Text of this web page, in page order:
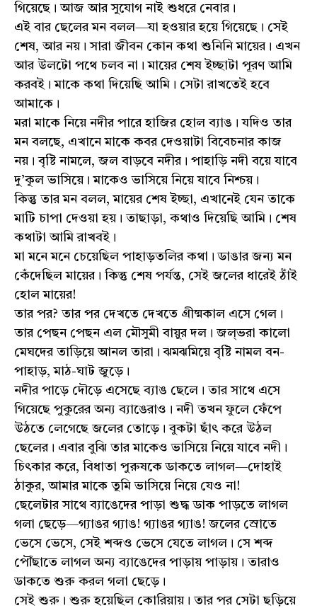
গিয়েছে। আজ আর সুযোগ নাই শুধরে নেবার।
এই বার ছেলের মন বলল—যা হওয়ার হয়ে গিয়েছে। সেই
শেষ, আর নয়। সারা জীবন কোন কথা শুনিনি মায়ের। এখন
আর উলটো পথে চলব না। মায়ের শেষ ইচ্ছাটা পূরণ আমি
করবই। মাকে কথা দিয়েছি আমি। সেটা রাখতেই হবে
আমাকে।
মরা মাকে নিয়ে নদীর পারে হাজির হোল ব্যাঙ। যদিও তার
মন বলছে, এখানে মাকে কবর দেওয়াটা বিবেচনার কাজ
নয়। বৃষ্টি নামলে, জল বাড়বে নদীর। পাহাড়ি নদী বয়ে যাবে
দু’কূল ভাসিয়ে। মাকেও ভাসিয়ে নিয়ে যাবে নিশ্চয়।
কিন্তু তার মন বলল, মায়ের শেষ ইচ্ছা, এখানেই যেন তাকে
মাটি চাপা দেওয়া হয়। তাছাড়া, কথাও দিয়েছি আমি। শেষ
কথাটা আমি রাখবই।
মা মনে মনে চেয়েছিল পাহাড়তলির কথা। ডাঙার জন্য মন
কেঁদেছিল মায়ের। কিন্তু শেষ পর্যন্ত, সেই জলের ধারেই ঠাঁই
হোল মায়ের!
তার পর? তার পর দেখতে দেখতে গ্রীষ্মকাল এসে গেল।
তার পেছন পেছন এল মৌসুমী বায়ুর দল। জল্ভরা কালো
মেঘদের তাড়িয়ে আনল তারা। ঝমঝমিয়ে বৃষ্টি নামল বন-
পাহাড়, মাঠ-ঘাট জুড়ে।
নদীর পাড়ে দৌড়ে এসেছে ব্যাঙ ছেলে। তার সাথে এসে
গিয়েছে পুকুরের অন্য ব্যাঙেরাও। নদী তখন ফুলে ফেঁপে
উঠতে লেগেছে জলের তোড়ে। বুকটা ছাঁৎ করে উঠল
ছেলের। এবার বুঝি তার মাকেও ভাসিয়ে নিয়ে যাবে নদী।
চিৎকার করে, বিধাতা পুরুষকে ডাকতে লাগল—দোহাই
ঠাকুর, আমার মাকে তুমি ভাসিয়ে নিয়ে যেও না!
ছেলেটার সাথে ব্যাঙেদের পাড়া শুদ্ধ ডাক পাড়তে লাগল
গলা ছেড়ে—গ্যাঙর গ্যাঙ! গ্যাঙর গ্যাঙ! জলের স্রোতে
ভেসে ভেসে, সেই শব্দও ভেসে যেতে লাগল। সে শব্দ
পৌঁছাতে লাগল অন্য ব্যাঙেদের পাড়ায় পাড়ায়। তারাও
ডাকতে শুরু করল গলা ছেড়ে।
সেই শুরু। শুরু হয়েছিল কোরিয়ায়। তার পর সেটা ছড়িয়ে